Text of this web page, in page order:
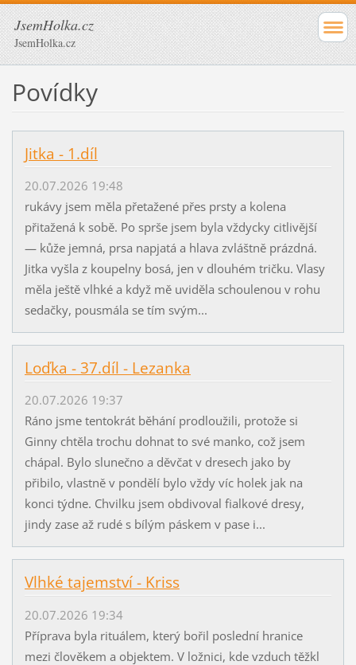
JsemHolka.cz
JsemHolka.cz
Povídky
Jitka - 1.díl
20.07.2026 19:48
rukávy jsem měla přetažené přes prsty a kolena
přitažená k sobě. Po sprše jsem byla vždycky citlivější
— kůže jemná, prsa napjatá a hlava zvláštně prázdná.
Jitka vyšla z koupelny bosá, jen v dlouhém tričku. Vlasy
měla ještě vlhké a když mě uviděla schoulenou v rohu
sedačky, pousmála se tím svým...
Loďka - 37.díl - Lezanka
20.07.2026 19:37
Ráno jsme tentokrát běhání prodloužili, protože si
Ginny chtěla trochu dohnat to své manko, což jsem
chápal. Bylo slunečno a děvčat v dresech jako by
přibilo, vlastně v pondělí bylo vždy víc holek jak na
konci týdne. Chvilku jsem obdivoval fialkové dresy,
jindy zase až rudé s bílým páskem v pase i...
Vlhké tajemství - Kriss
20.07.2026 19:34
Příprava byla rituálem, který bořil poslední hranice
mezi člověkem a objektem. V ložnici, kde vzduch těžkl